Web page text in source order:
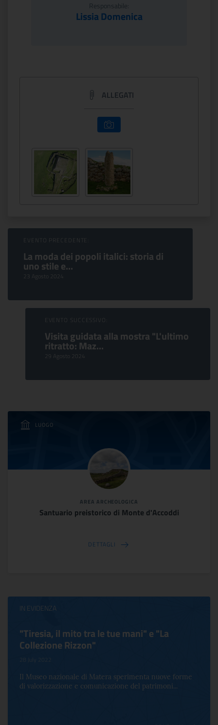
Responsabile:
Lissia Domenica
ALLEGATI
Sfoglia Eventi
EVENTO PRECEDENTE:
La moda dei popoli italici: storia di
uno stile e...
23 Agosto 2024
EVENTO SUCCESSIVO:
Visita guidata alla mostra "L'ultimo
ritratto: Maz...
29 Agosto 2024
LUOGO
AREA ARCHEOLOGICA
Santuario preistorico di Monte d'Accoddi
DETTAGLI
IN EVIDENZA
Virginia Woolf e Bloomsbury. Inventing
Life
17 October 2022
Per la prima volta in Italia, a Palazzo Altemps si presenta
una mostra che celebra lo spirito che an...